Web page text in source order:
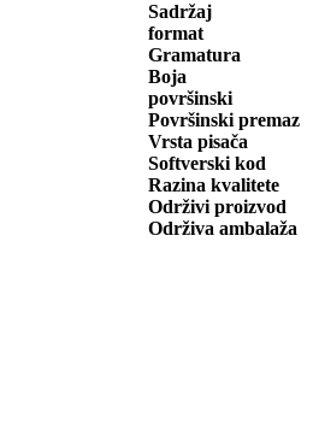
Sadržaj
format
Gramatura
Boja
površinski
Površinski premaz
Vrsta pisača
Softverski kod
Razina kvalitete
Održivi proizvod
Održiva ambalaža